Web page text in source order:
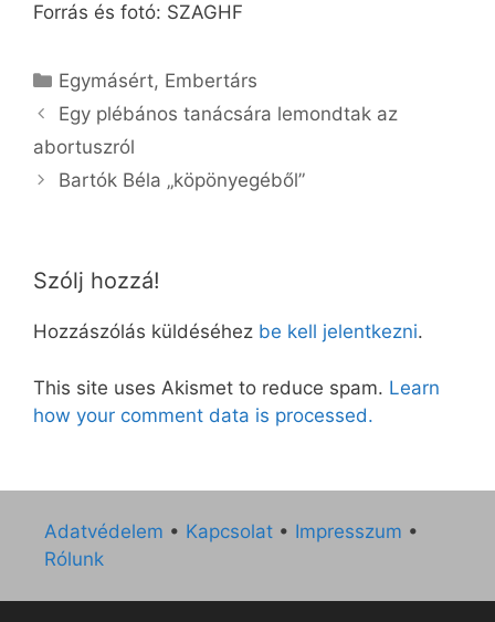
Forrás és fotó: SZAGHF
Kategória
Egymásért, Embertárs
Egy plébános tanácsára lemondtak az
abortuszról
Bartók Béla „köpönyegéből”
Szólj hozzá!
Hozzászólás küldéséhez be kell jelentkezni.
This site uses Akismet to reduce spam. Learn
how your comment data is processed.
Adatvédelem • Kapcsolat • Impresszum •
Rólunk